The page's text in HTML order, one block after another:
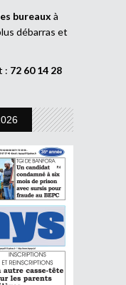
bureaux à
débarras et
: 72 60 14 28